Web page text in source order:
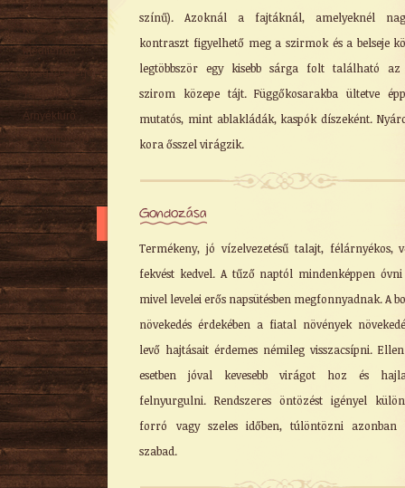
színű). Azoknál a fajtáknál, amelyeknél
kontraszt figyelhető meg a szirmok és a belseje
legtöbbször egy kisebb sárga folt található az
szirom közepe tájt. Függőkosarakba ültetve
mutatós, mint ablakládák, kaspók díszeként.
kora ősszel virágzik.
Gondozása
Termékeny, jó vízelvezetésű talajt, félárnyékos,
fekvést kedvel. A tűző naptól mindenképpen
mivel levelei erős napsütésben megfonnyadnak. A
növekedés érdekében a fiatal növények
levő hajtásait érdemes némileg visszacsípni.
esetben jóval kevesebb virágot hoz és
felnyurgulni. Rendszeres öntözést igényel
forró vagy szeles időben, túlöntözni azonban
szabad.
Őszi
Kúszó
Mediterrán
Virágzó cserje
Talajtakaró
Árnyéktűrő
Szobanövény